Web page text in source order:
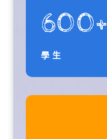
600+
學生